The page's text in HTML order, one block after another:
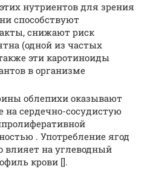
нутриентов для зрения
способствуют
снижают риск
(одной из частых
эти каротиноиды
в организме
облепихи оказывают
сердечно-сосудистую
. Употребление ягод
влияет на углеводный
крови [].